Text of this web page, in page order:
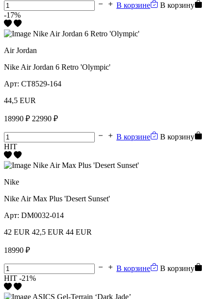
В корзине
В корзину
-17%
Air Jordan
Nike Air Jordan 6 Retro 'Olympic'
Арт: CT8529-164
44,5 EUR
18990 ₽ 22990 ₽
В корзине
В корзину
HIT
Nike
Nike Air Max Plus 'Desert Sunset'
Арт: DM0032-014
42 EUR 42,5 EUR 44 EUR
18990 ₽
В корзине
В корзину
HIT -21%